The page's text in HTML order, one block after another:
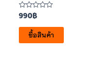
ให้
คะแนน
0
ตั้งแต่
5
990฿
ซื้อสินค้า